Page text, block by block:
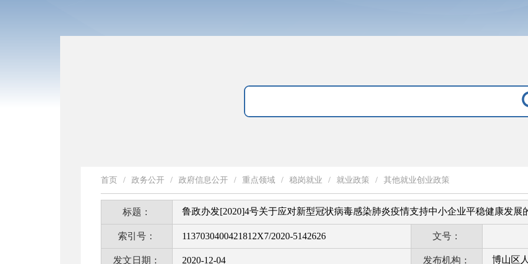
首页 / 政务公开 / 政府信息公开 / 重点领域 / 稳岗就业 / 就业政策 / 其他就业创业政策
标题： 鲁政办发[2020]4号关于应对新型冠状病毒感染肺炎疫情支持中小企业平稳健康发展
索引号： 1137030400421812X7/2020-5142626 文号：
发文日期： 2020-12-04 发布机构： 博山区